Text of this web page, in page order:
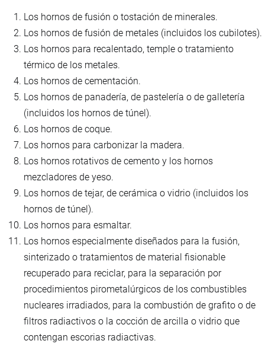
Los hornos de fusión o tostación de minerales.
Los hornos de fusión de metales (incluidos los cubilotes).
Los hornos para recalentado, temple o tratamiento
térmico de los metales.
Los hornos de cementación.
Los hornos de panadería, de pastelería o de galletería
(incluidos los hornos de túnel).
Los hornos de coque.
Los hornos para carbonizar la madera.
Los hornos rotativos de cemento y los hornos
mezcladores de yeso.
Los hornos de tejar, de cerámica o vidrio (incluidos los
hornos de túnel).
Los hornos para esmaltar.
Los hornos especialmente diseñados para la fusión,
sinterizado o tratamientos de material fisionable
recuperado para reciclar, para la separación por
procedimientos pirometalúrgicos de los combustibles
nucleares irradiados, para la combustión de grafito o de
filtros radiactivos o la cocción de arcilla o vidrio que
contengan escorias radiactivas.